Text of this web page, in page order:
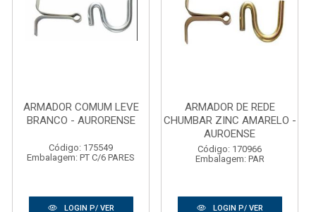
ARMADOR COMUM LEVE
BRANCO - AURORENSE
Código: 175549
Embalagem: PT C/6 PARES
LOGIN P/ VER
ARMADOR DE REDE
CHUMBAR ZINC AMARELO -
AUROENSE
Código: 170966
Embalagem: PAR
LOGIN P/ VER